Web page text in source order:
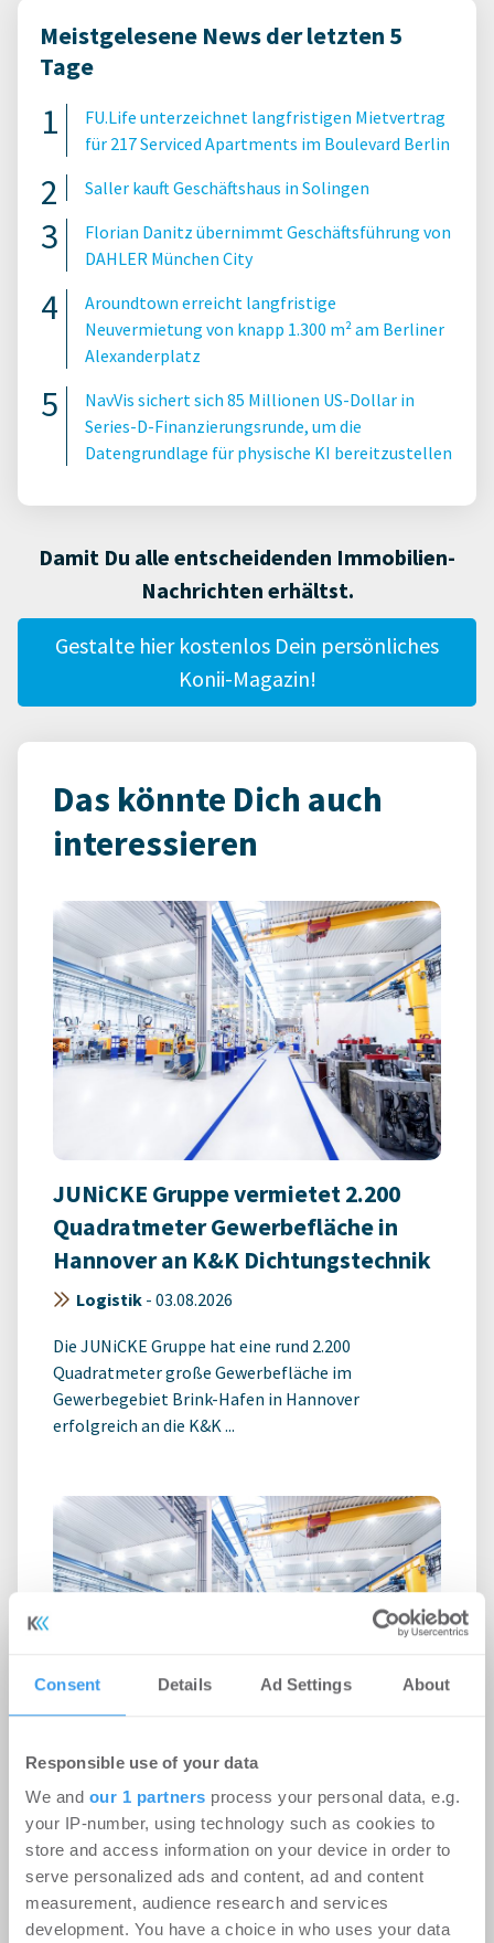
Consent Details Ad Settings About
Responsible use of your data
We and our 1 partners process your personal data, e.g.
your IP-number, using technology such as cookies to
store and access information on your device in order to
serve personalized ads and content, ad and content
measurement, audience research and services
development. You have a choice in who uses your data
Meistgelesene News der letzten 5
Tage
FU.Life unterzeichnet langfristigen Mietvertrag
für 217 Serviced Apartments im Boulevard Berlin
Saller kauft Geschäftshaus in Solingen
Florian Danitz übernimmt Geschäftsführung von
DAHLER München City
Aroundtown erreicht langfristige
Neuvermietung von knapp 1.300 m² am Berliner
Alexanderplatz
NavVis sichert sich 85 Millionen US-Dollar in
Series-D-Finanzierungsrunde, um die
Datengrundlage für physische KI bereitzustellen
Damit Du alle entscheidenden Immobilien-
Nachrichten erhältst.
Gestalte hier kostenlos Dein persönliches
Konii-Magazin!
Das könnte Dich auch
interessieren
JUNiCKE Gruppe vermietet 2.200
Quadratmeter Gewerbefläche in
Hannover an K&K Dichtungstechnik
Logistik - 03.08.2026
Die JUNiCKE Gruppe hat eine rund 2.200
Quadratmeter große Gewerbefläche im
Gewerbegebiet Brink-Hafen in Hannover
erfolgreich an die K&K ...
Industrie- und
Logistikimmobilienmarkt
Mitteldeutschland mit wenig
Bewegung im ersten Halbjahr 2026
Industrie | Märkte-27.07.2026